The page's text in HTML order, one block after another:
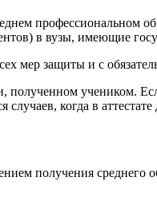
профессиональном
в вузы, имеющие
защиты и с
полученном учеником.
когда в
получения